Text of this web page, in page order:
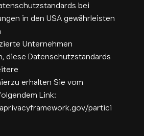
bei
in den USA gewährleisten
Unternehmen
diese Datenschutzstandards
erhalten Sie vom
Link:
partici